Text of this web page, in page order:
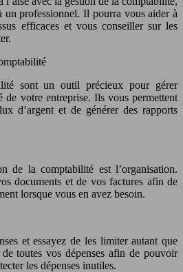
un professionnel. Il pourra vous aider à
efficaces et vous conseiller sur les
sont un outil précieux pour gérer
de votre entreprise. Ils vous permettent
d’argent et de générer des rapports
de la comptabilité est l’organisation.
documents et de vos factures afin de
lorsque vous en avez besoin.
et essayez de les limiter autant que
toutes vos dépenses afin de pouvoir
les dépenses inutiles.